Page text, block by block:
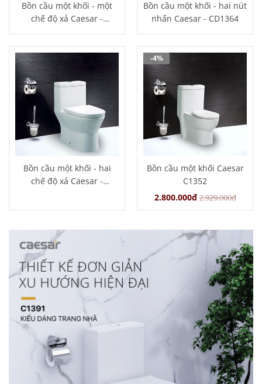
Bồn cầu một khối - một
chế độ xả Caesar -
CD1353
Bồn cầu một khối - hai nút
nhấn Caesar - CD1364
Bồn cầu một khối - hai
chế độ xả Caesar -
Bồn cầu một khối Caesar
C1352
2.800.000đ 2.929.000đ
-4%